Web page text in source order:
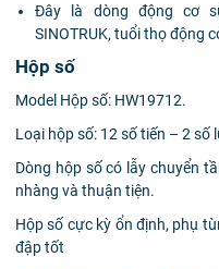
Đây là dòng động cơ
SINOTRUK, tuổi thọ động
Hộp số
Model Hộp số: HW19712.
Loại hộp số: 12 số tiến – 2 số
Dòng hộp số có lẫy chuyển
nhàng và thuận tiện.
Hộp số cực kỳ ổn định, phụ
đập tốt